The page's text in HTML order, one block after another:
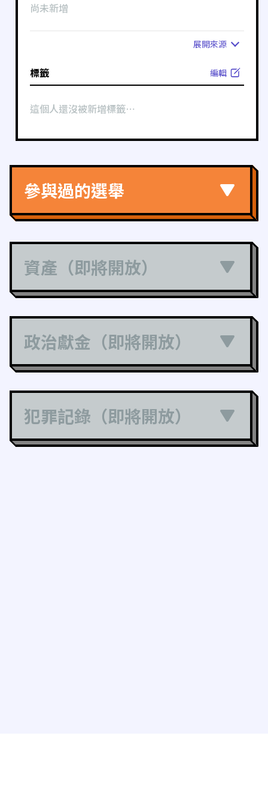
尚未新增
展開來源
標籤 編輯
這個人還沒被新增標籤⋯
參與過的選舉
資產（即將開放）
政治獻金（即將開放）
犯罪記錄（即將開放）